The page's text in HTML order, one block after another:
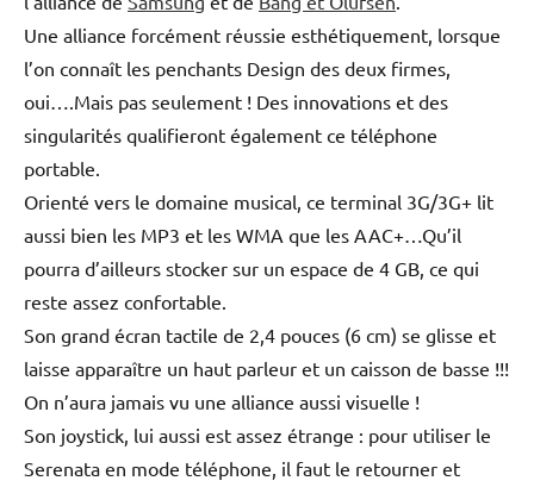
Une alliance forcément réussie esthétiquement, lorsque
l’on connaît les penchants Design des deux firmes,
oui….Mais pas seulement ! Des innovations et des
singularités qualifieront également ce téléphone
portable.
Orienté vers le domaine musical, ce terminal 3G/3G+ lit
aussi bien les MP3 et les WMA que les AAC+…Qu’il
pourra d’ailleurs stocker sur un espace de 4 GB, ce qui
reste assez confortable.
Son grand écran tactile de 2,4 pouces (6 cm) se glisse et
laisse apparaître un haut parleur et un caisson de basse !!!
On n’aura jamais vu une alliance aussi visuelle !
Son joystick, lui aussi est assez étrange : pour utiliser le
Serenata en mode téléphone, il faut le retourner et